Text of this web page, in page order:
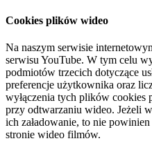
Cookies plików wideo
Na naszym serwisie
serwisu YouTube. W tym celu
podmiotów trzecich dotyczące
preferencje użytkownika oraz
wyłączenia tych plików cookies
przy odtwarzaniu wideo. Jeżeli
ich załadowanie, to nie
stronie wideo filmów.